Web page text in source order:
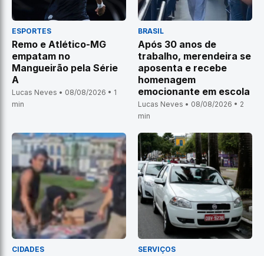
ESPORTES
Remo e Atlético-MG
empatam no
Mangueirão pela Série
A
Lucas Neves • 08/08/2026 • 1
min
BRASIL
Após 30 anos de
trabalho, merendeira se
aposenta e recebe
homenagem
emocionante em escola
Lucas Neves • 08/08/2026 • 2
min
CIDADES SERVIÇOS